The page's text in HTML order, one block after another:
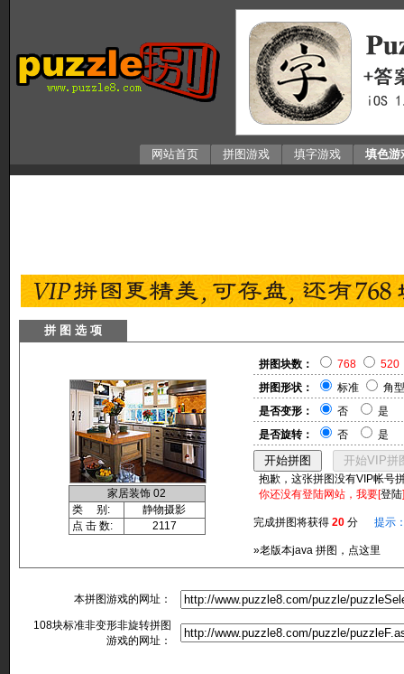
网站首页 拼图游戏 填字游戏 填色游
拼 图 选 项
家居装饰 02
类 别:
静物摄影
点 击 数:
2117
拼图块数： 768
520
拼图形状：
标准
角型
是否变形：
否
是
是否旋转：
否 是
抱歉，这张拼图没有VIP帐号
你还没有登陆网站，我要[登陆
完成拼图将获得 20 分 提示
»老版本java 拼图，点这里
本拼图游戏的网址：
108块标准非变形非旋转拼图
游戏的网址：